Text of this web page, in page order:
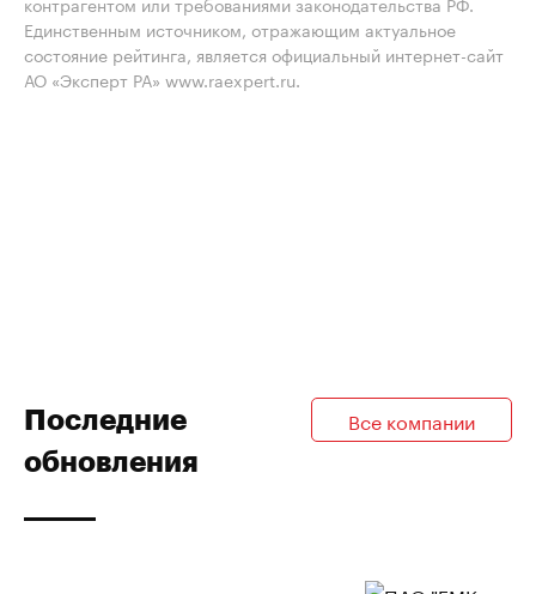
Единственным источником, отражающим актуальное
состояние рейтинга, является официальный интернет-сайт
АО «Эксперт РА» www.raexpert.ru.
Последние
обновления
Все компании